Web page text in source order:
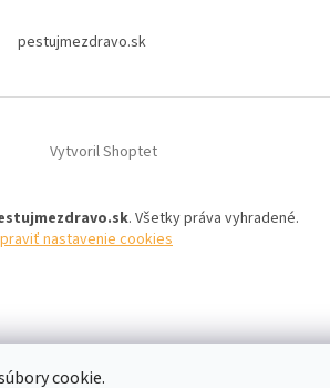
cookie.
pestujmezdravo.sk
Vytvoril Shoptet
. Všetky práva vyhradené.
nastavenie cookies